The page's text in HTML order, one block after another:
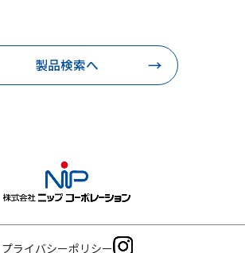
製品検索へ
プライバシーポリシー